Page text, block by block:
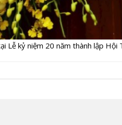
Lễ kỷ niệm 20 năm thành lập